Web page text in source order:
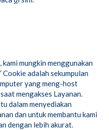
mungkin menggunakan
adalah sekumpulan
yang meng-host
mengakses Layanan.
dalam menyediakan
dan untuk membantu kami
dengan lebih akurat.